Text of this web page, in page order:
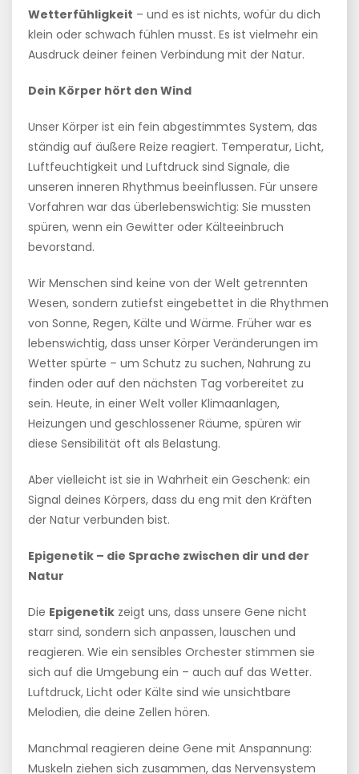
Wetterfühligkeit – und es ist nichts, wofür du dich
klein oder schwach fühlen musst. Es ist vielmehr ein
Ausdruck deiner feinen Verbindung mit der Natur.
Dein Körper hört den Wind
Unser Körper ist ein fein abgestimmtes System, das
ständig auf äußere Reize reagiert. Temperatur, Licht,
Luftfeuchtigkeit und Luftdruck sind Signale, die
unseren inneren Rhythmus beeinflussen. Für unsere
Vorfahren war das überlebenswichtig: Sie mussten
spüren, wenn ein Gewitter oder Kälteeinbruch
bevorstand.
Wir Menschen sind keine von der Welt getrennten
Wesen, sondern zutiefst eingebettet in die Rhythmen
von Sonne, Regen, Kälte und Wärme. Früher war es
lebenswichtig, dass unser Körper Veränderungen im
Wetter spürte – um Schutz zu suchen, Nahrung zu
finden oder auf den nächsten Tag vorbereitet zu
sein. Heute, in einer Welt voller Klimaanlagen,
Heizungen und geschlossener Räume, spüren wir
diese Sensibilität oft als Belastung.
Aber vielleicht ist sie in Wahrheit ein Geschenk: ein
Signal deines Körpers, dass du eng mit den Kräften
der Natur verbunden bist.
Epigenetik – die Sprache zwischen dir und der
Natur
Die Epigenetik zeigt uns, dass unsere Gene nicht
starr sind, sondern sich anpassen, lauschen und
reagieren. Wie ein sensibles Orchester stimmen sie
sich auf die Umgebung ein – auch auf das Wetter.
Luftdruck, Licht oder Kälte sind wie unsichtbare
Melodien, die deine Zellen hören.
Manchmal reagieren deine Gene mit Anspannung:
Muskeln ziehen sich zusammen, das Nervensystem